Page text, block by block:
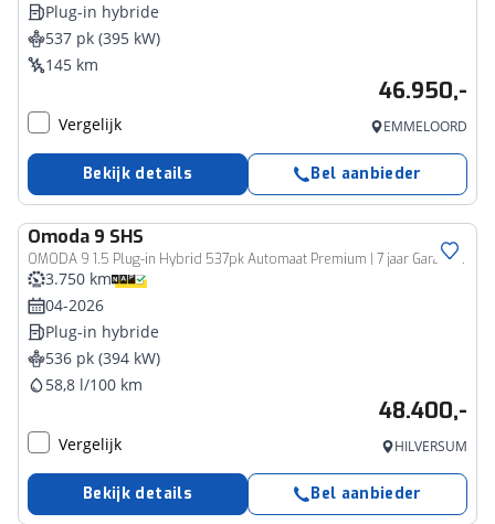
Plug-in hybride
537 pk (395 kW)
145 km
46.950,-
Vergelijk EMMELOORD
Bekijk details Bel aanbieder
Omoda 9 SHS
OMODA 9 1.5 Plug-in Hybrid 537pk Automaat Premium | 7 jaar Garantie | 145 km Elektrisch | 1100 km Bereik | 1500kg Trekgewicht |
3.750 km
04-2026
Plug-in hybride
536 pk (394 kW)
58,8 l/100 km
48.400,-
Vergelijk HILVERSUM
Bekijk details Bel aanbieder